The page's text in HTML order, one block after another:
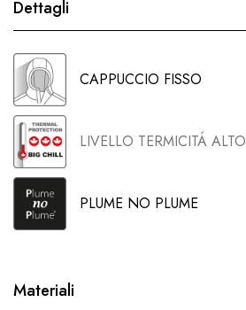
Dettagli
CAPPUCCIO FISSO
LIVELLO TERMICITÁ ALTO
PLUME NO PLUME
Materiali